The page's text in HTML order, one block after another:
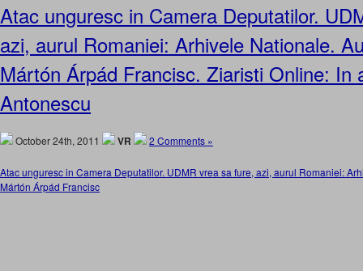
Atac unguresc in Camera Deputatilor.
azi, aurul Romaniei: Arhivele Nationale.
Mártón Árpád Francisc. Ziaristi Online: In
Antonescu
October 24th, 2011 VR 2 Comments »
Atac unguresc in Camera Deputatilor. UDMR vrea sa fure, azi, aurul Romaniei:
Mártón Árpád Francisc